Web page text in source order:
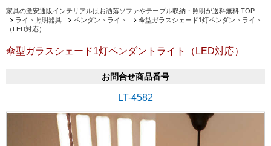
家具の激安通販インテリアルはお洒落ソファやテーブル収納・照明が送料無料 TOP
ライト照明器具
ペンダントライト
傘型ガラスシェード1灯ペンダントライト
（LED対応）
傘型ガラスシェード1灯ペンダントライト（LED対応）
お問合せ商品番号
LT-4582